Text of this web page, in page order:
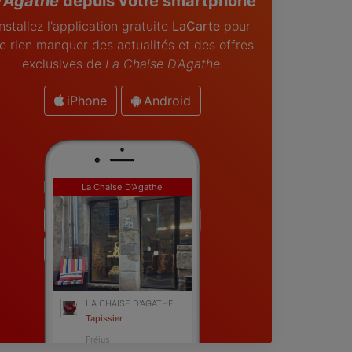
l'application gratuite LaCartepour
rien manquer des actualités et des offres
exclusives de La Chaise D'Agathe.
iPhone Android
La Chaise D'Agathe
LA CHAISE D'AGATHE
Tapissier
Fréjus